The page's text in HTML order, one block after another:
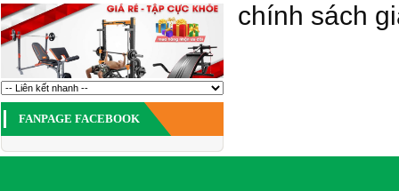
FANPAGE FACEBOOK
chính sách